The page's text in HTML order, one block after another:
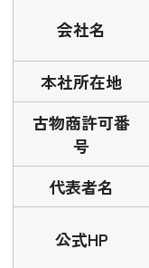
会社名
本社所在地
古物商許可番
号
代表者名
公式HP